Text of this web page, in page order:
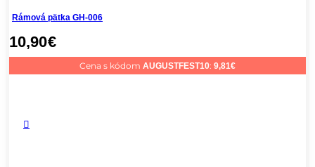
Rámová pätka GH-006
10,90€
Cena s kódom AUGUSTFEST10: 9,81€